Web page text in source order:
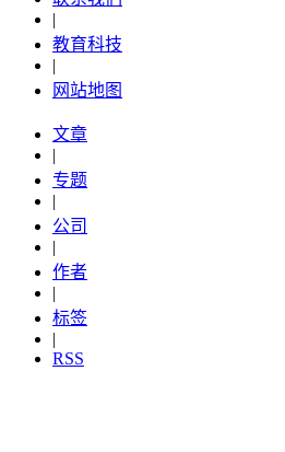
|
教育科技
|
网站地图
文章
|
专题
|
公司
|
作者
|
标签
|
RSS